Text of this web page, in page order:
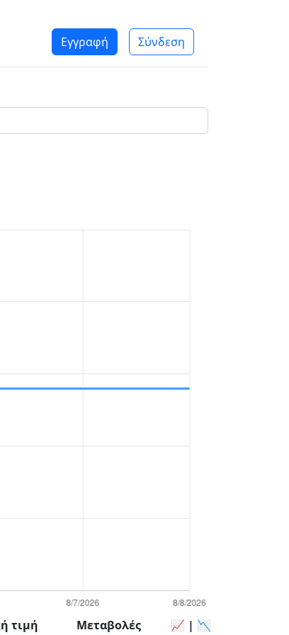
Εγγραφή Σύνδεση
τιμή Μεταβολές 📈 | 📉